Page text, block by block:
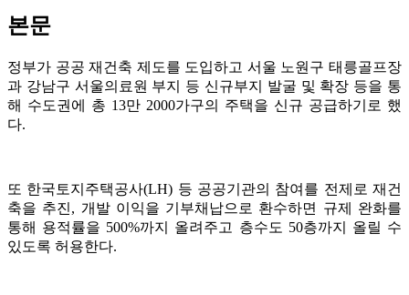
본문
정부가 공공 재건축 제도를 도입하고 서울 노원구 태릉골프장
과 강남구 서울의료원 부지 등 신규부지 발굴 및 확장 등을 통
해 수도권에 총 13만 2000가구의 주택을 신규 공급하기로 했
다.
또 한국토지주택공사(LH) 등 공공기관의 참여를 전제로 재건
축을 추진, 개발 이익을 기부채납으로 환수하면 규제 완화를
통해 용적률을 500%까지 올려주고 층수도 50층까지 올릴 수
있도록 허용한다.